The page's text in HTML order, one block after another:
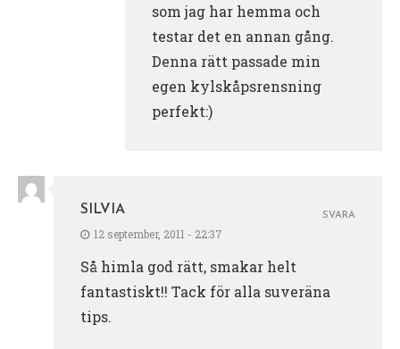
som jag har hemma och
testar det en annan gång.
Denna rätt passade min
egen kylskåpsrensning
perfekt:)
SILVIA
12 september, 2011 - 22:37
Så himla god rätt, smakar helt
fantastiskt!! Tack för alla suveräna
tips.
SVARA